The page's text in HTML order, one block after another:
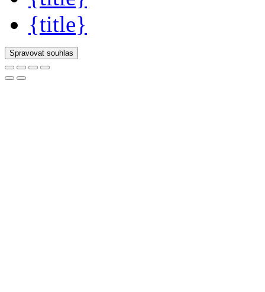
{title}
Spravovat souhlas